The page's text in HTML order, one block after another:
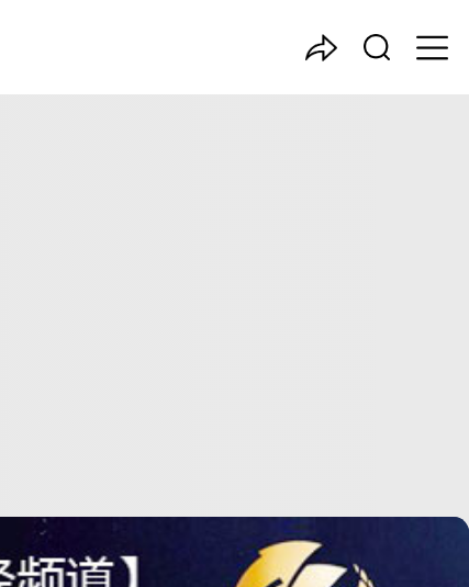
中国产业咨询领导者
场规模、发展现状与投资前景，同时对保险行业的